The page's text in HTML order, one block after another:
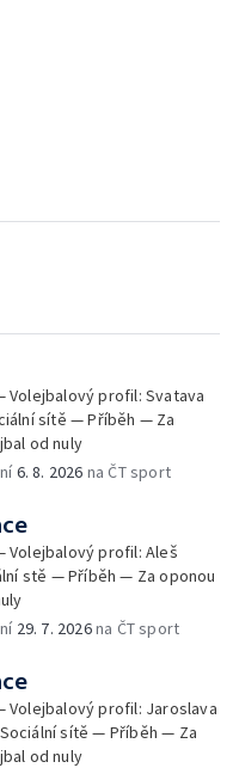
Volejbalový profil: Svatava
sítě — Příběh — Za
od nuly
6. 8. 2026 na ČT sport
Volejbalový profil: Aleš
stě — Příběh — Za oponou
29. 7. 2026na ČT sport
Volejbalový profil: Jaroslava
sítě — Příběh — Za
od nuly